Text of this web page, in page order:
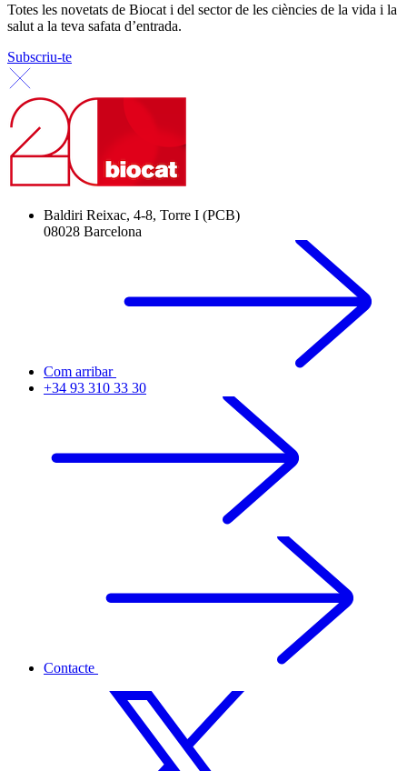
Totes les novetats de Biocat i del sector de les ciències de la vida i la
salut a la teva safata d’entrada.
Subscriu-te
Baldiri Reixac, 4-8, Torre I (PCB)
08028 Barcelona
Com arribar
+34 93 310 33 30
Contacte